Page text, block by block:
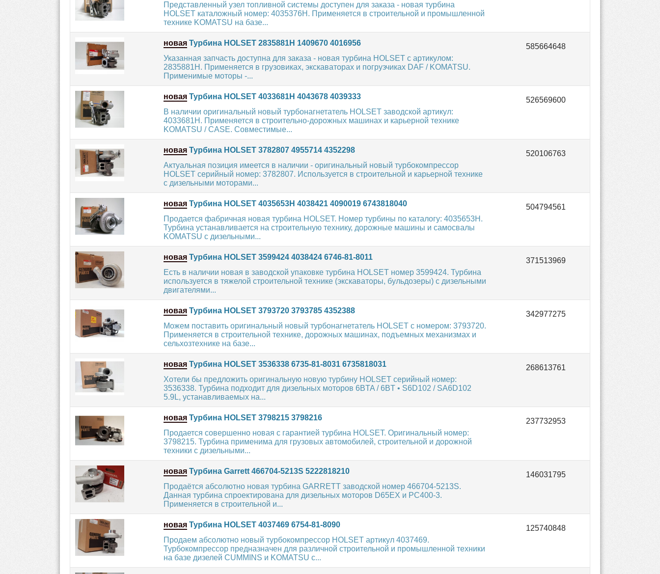
Представленный узел топливной системы доступен для заказа - новая турбина
HOLSET каталожный номер: 4035376H. Применяется в строительной и промышленной
технике KOMATSU на базе...
новая Турбина HOLSET 2835881H 1409670 4016956
Указанная запчасть доступна для заказа - новая турбина HOLSET с артикулом:
2835881H. Применяется в грузовиках, экскаваторах и погрузчиках DAF / KOMATSU.
Применимые моторы -...
новая Турбина HOLSET 4033681H 4043678 4039333
В наличии оригинальный новый турбонагнетатель HOLSET заводской артикул:
4033681H. Применяется в строительно-дорожных машинах и карьерной технике
KOMATSU / CASE. Совместимые...
новая Турбина HOLSET 3782807 4955714 4352298
Актуальная позиция имеется в наличии - оригинальный новый турбокомпрессор
HOLSET серийный номер: 3782807. Используется в строительной и карьерной технике
с дизельными моторами...
новая Турбина HOLSET 4035653H 4038421 4090019 6743818040
Продается фабричная новая турбина HOLSET. Номер турбины по каталогу: 4035653H.
Турбина устанавливается на строительную технику, дорожные машины и самосвалы
KOMATSU с дизельными...
новая Турбина HOLSET 3599424 4038424 6746-81-8011
Есть в наличии новая в заводской упаковке турбина HOLSET номер 3599424. Турбина
используется в тяжелой строительной технике (экскаваторы, бульдозеры) с дизельными
двигателями...
новая Турбина HOLSET 3793720 3793785 4352388
Можем поставить оригинальный новый турбонагнетатель HOLSET с номером: 3793720.
Применяется в строительной технике, дорожных машинах, подъемных механизмах и
сельхозтехнике на базе...
новая Турбина HOLSET 3536338 6735-81-8031 6735818031
Хотели бы предложить оригинальную новую турбину HOLSET серийный номер:
3536338. Турбина подходит для дизельных моторов 6BTA / 6BT • S6D102 / SA6D102
5.9L, устанавливаемых на...
новая Турбина HOLSET 3798215 3798216
Продается совершенно новая с гарантией турбина HOLSET. Оригинальный номер:
3798215. Турбина применима для грузовых автомобилей, строительной и дорожной
техники с дизельными...
новая Турбина Garrett 466704-5213S 5222818210
Продаётся абсолютно новая турбина GARRETT заводской номер 466704-5213S.
Данная турбина спроектирована для дизельных моторов D65EX и PC400-3.
Применяется в строительной и...
новая Турбина HOLSET 4037469 6754-81-8090
Продаем абсолютно новый турбокомпрессор HOLSET артикул 4037469.
Турбокомпрессор предназначен для различной строительной и промышленной техники
на базе дизелей CUMMINS и KOMATSU с...